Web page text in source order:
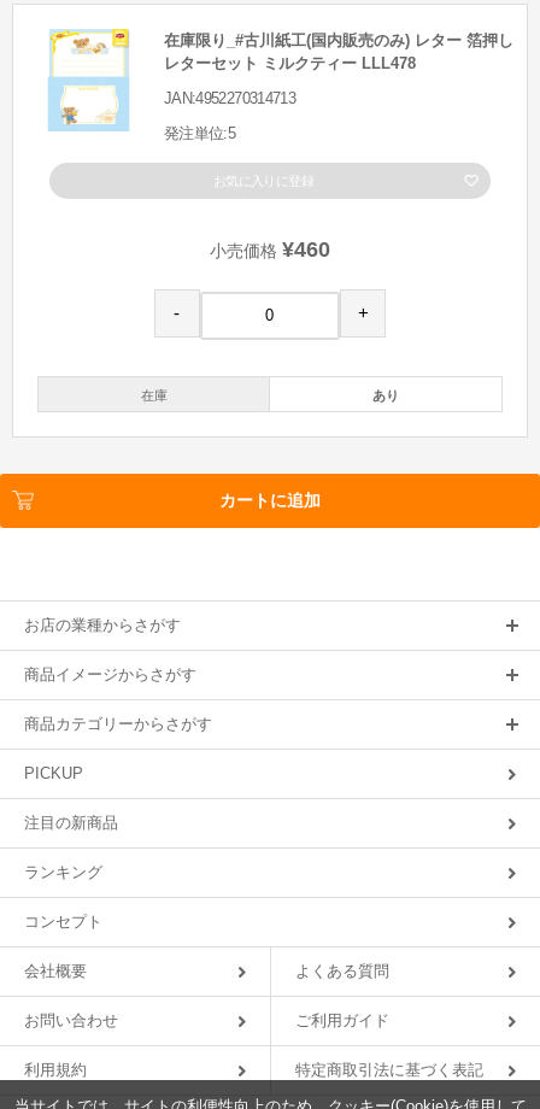
在庫限り_#古川紙工(国内販売のみ) レター 箔押し
レターセット ミルクティー LLL478
JAN:4952270314713
発注単位:5
お気に入りに登録
小売価格 ¥460
- +
在庫 あり
カートに追加
お店の業種からさがす
商品イメージからさがす
商品カテゴリーからさがす
PICKUP
注目の新商品
ランキング
コンセプト
会社概要 よくある質問
お問い合わせ ご利用ガイド
利用規約
特定商取引法に基づく表記